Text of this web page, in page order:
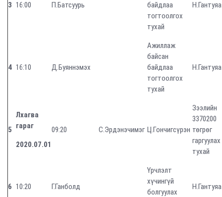
3 16:00 П.Батсуурь
байдлаа
тогтоолгох
тухай
Н.Гантуяа
4 16:10 Д.Буяннэмэх
Ажиллаж
байсан
байдлаа
тогтоолгох
тухай
Н.Гантуяа
5
Лхагва
гараг
2020.07.01
09:20 С.Эрдэнэчимэг Ц.Гончигсүрэн
Зээлийн
3370200
төгрөг
гаргуулах
тухай
6 10:20 Г.Ганболд
Үрчлэлт
хүчингүй
болгуулах
Н.Гантуяа